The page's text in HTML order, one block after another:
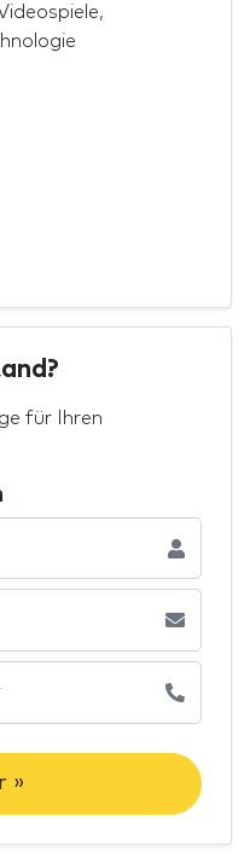
für Ihren
»